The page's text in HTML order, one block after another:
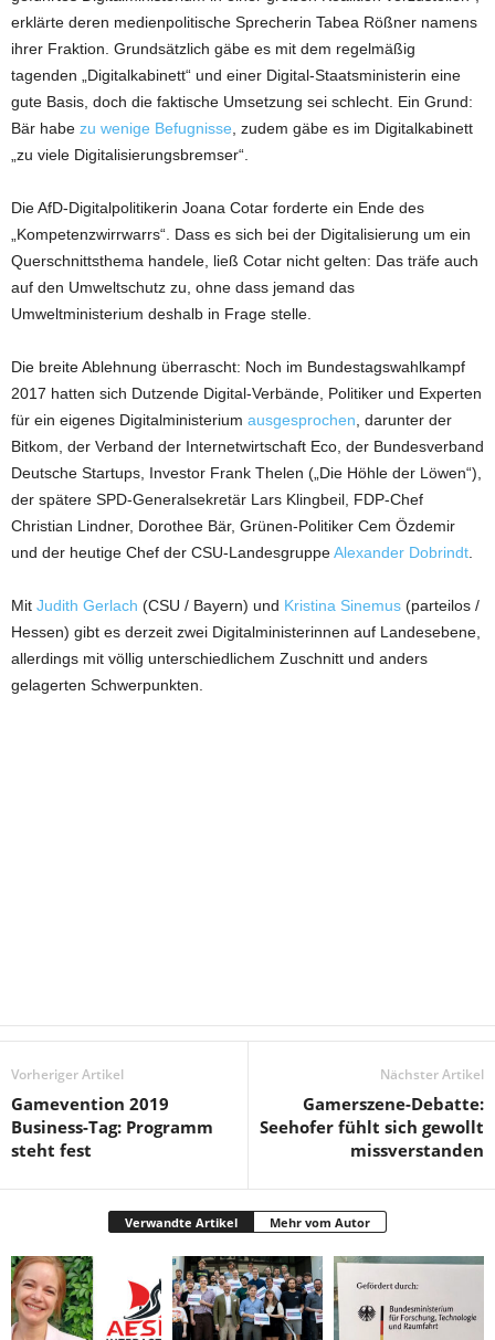
erklärte deren medienpolitische Sprecherin Tabea Rößner namens
ihrer Fraktion. Grundsätzlich gäbe es mit dem regelmäßig
tagenden „Digitalkabinett“ und einer Digital-Staatsministerin eine
gute Basis, doch die faktische Umsetzung sei schlecht. Ein Grund:
Bär habe zu wenige Befugnisse, zudem gäbe es im Digitalkabinett
„zu viele Digitalisierungsbremser“.
Die AfD-Digitalpolitikerin Joana Cotar forderte ein Ende des
„Kompetenzwirrwarrs“. Dass es sich bei der Digitalisierung um ein
Querschnittsthema handele, ließ Cotar nicht gelten: Das träfe auch
auf den Umweltschutz zu, ohne dass jemand das
Umweltministerium deshalb in Frage stelle.
Die breite Ablehnung überrascht: Noch im Bundestagswahlkampf
2017 hatten sich Dutzende Digital-Verbände, Politiker und Experten
für ein eigenes Digitalministerium ausgesprochen, darunter der
Bitkom, der Verband der Internetwirtschaft Eco, der Bundesverband
Deutsche Startups, Investor Frank Thelen („Die Höhle der Löwen“),
der spätere SPD-Generalsekretär Lars Klingbeil, FDP-Chef
Christian Lindner, Dorothee Bär, Grünen-Politiker Cem Özdemir
und der heutige Chef der CSU-LandesgruppeAlexander Dobrindt.
Mit Judith Gerlach (CSU / Bayern) und Kristina Sinemus (parteilos /
Hessen) gibt es derzeit zwei Digitalministerinnen auf Landesebene,
allerdings mit völlig unterschiedlichem Zuschnitt und anders
gelagerten Schwerpunkten.
Vorheriger Artikel
Gamevention 2019
Business-Tag: Programm
steht fest
Nächster Artikel
Gamerszene-Debatte:
Seehofer fühlt sich gewollt
missverstanden
Verwandte Artikel Mehr vom Autor